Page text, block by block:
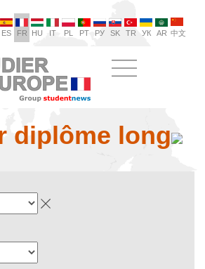
ES FR HU IT PL PT РУ SK TR УК AR 中文
diplôme long